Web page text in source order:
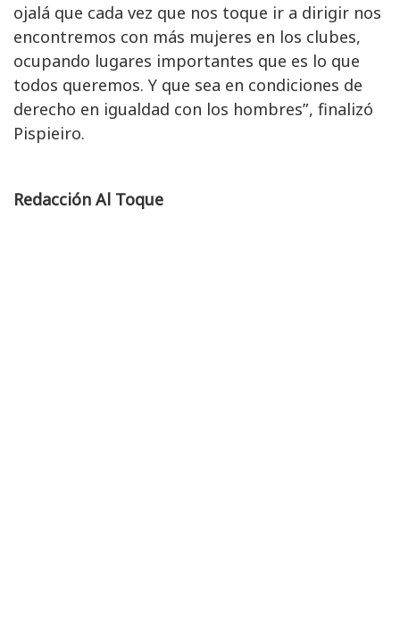
ojalá que cada vez que nos toque ir a dirigir nos
encontremos con más mujeres en los clubes,
ocupando lugares importantes que es lo que
todos queremos. Y que sea en condiciones de
derecho en igualdad con los hombres”, finalizó
Pispieiro.
Redacción Al Toque